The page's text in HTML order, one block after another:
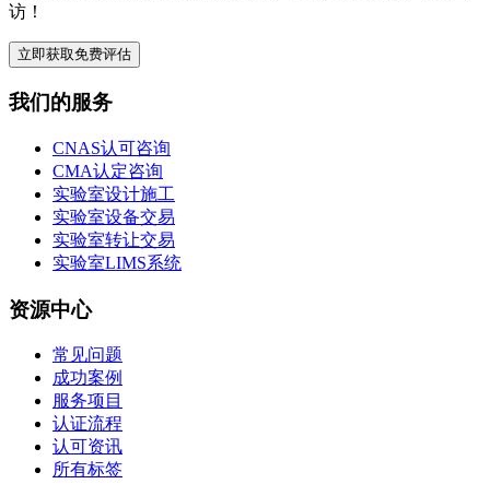
访！
立即获取免费评估
我们的服务
CNAS认可咨询
CMA认定咨询
实验室设计施工
实验室设备交易
实验室转让交易
实验室LIMS系统
资源中心
常见问题
成功案例
服务项目
认证流程
认可资讯
所有标签